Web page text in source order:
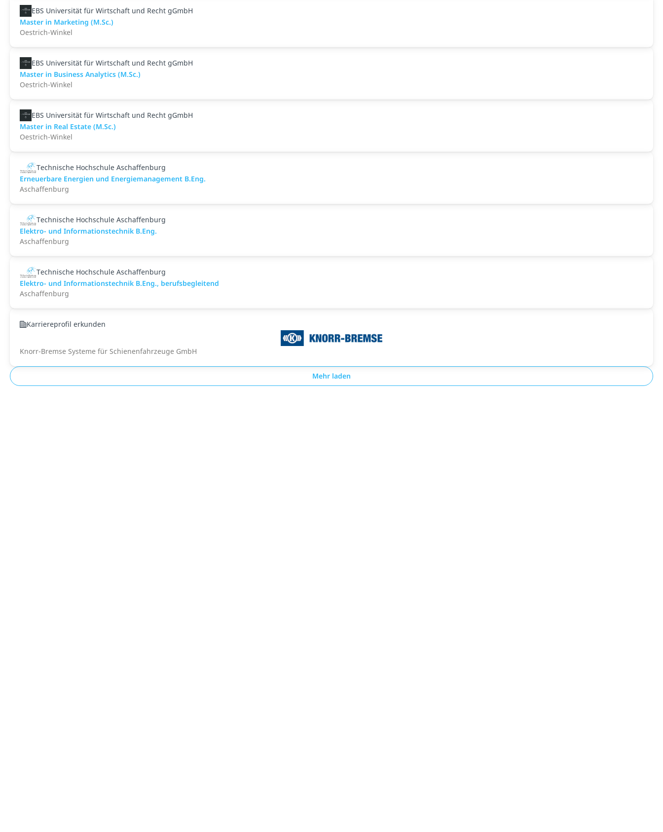
EBS Universität für Wirtschaft und Recht gGmbH
Master in Marketing (M.Sc.)
Oestrich-Winkel
EBS Universität für Wirtschaft und Recht gGmbH
Master in Business Analytics (M.Sc.)
Oestrich-Winkel
EBS Universität für Wirtschaft und Recht gGmbH
Master in Real Estate (M.Sc.)
Oestrich-Winkel
Technische Hochschule Aschaffenburg
Erneuerbare Energien und Energiemanagement B.Eng.
Aschaffenburg
Technische Hochschule Aschaffenburg
Elektro- und Informationstechnik B.Eng.
Aschaffenburg
Technische Hochschule Aschaffenburg
Elektro- und Informationstechnik B.Eng., berufsbegleitend
Aschaffenburg
Karriereprofil erkunden
Knorr-Bremse Systeme für Schienenfahrzeuge GmbH
Mehr laden